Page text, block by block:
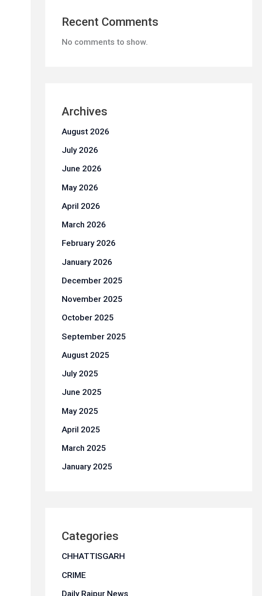
Recent Comments
No comments to show.
Archives
August 2026
July 2026
June 2026
May 2026
April 2026
March 2026
February 2026
January 2026
December 2025
November 2025
October 2025
September 2025
August 2025
July 2025
June 2025
May 2025
April 2025
March 2025
January 2025
Categories
CHHATTISGARH
CRIME
Daily Raipur News